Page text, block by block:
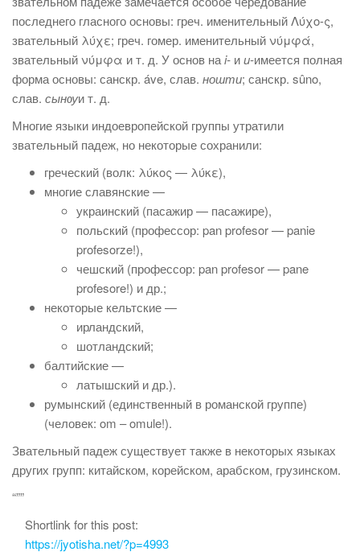
последнего гласного основы: греч. именительный Λύχο-ς,
звательный λύχε; греч. гомер. именительный νύμφά,
звательный νύμφα и т. д. У основ наi- иu-имеется полная
форма основы: санскр. áve, слав. ношти; санскр. sûno,
слав. сынѹи т. д.
Многие языки индоевропейской группы утратили
звательный падеж, но некоторые сохранили:
греческий (волк: λύκος — λύκε),
многие славянские —
украинский (пасажир — пасажире),
польский (профессор: pan profesor — panie
profesorze!),
чешский (профессор: pan profesor — pane
profesore!) и др.;
некоторые кельтские —
ирландский,
шотландский;
балтийские —
латышский и др.).
румынский (единственный в романской группе)
(человек: om – omule!).
Звательный падеж существует также в некоторых языках
других групп: китайском, корейском, арабском, грузинском.
“””
Shortlink for this post:
https://jyotisha.net/?p=4993